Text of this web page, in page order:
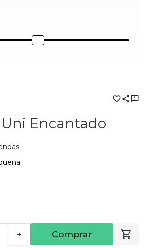
Uni Encantado
+ Comprar